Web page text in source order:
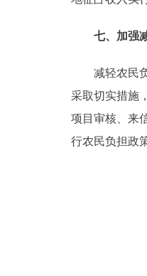
七、加强
减轻农民负
采取切实措施
项目审核、来
行农民负担政